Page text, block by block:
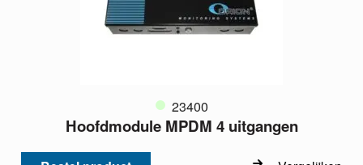
23400
Hoofdmodule MPDM 4 uitgangen